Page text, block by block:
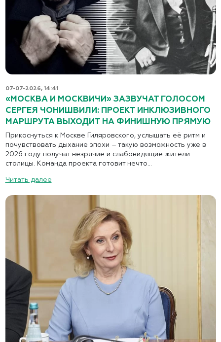
07-07-2026, 14:41
«МОСКВА И МОСКВИЧИ» ЗАЗВУЧАТ ГОЛОСОМ
СЕРГЕЯ ЧОНИШВИЛИ: ПРОЕКТ ИНКЛЮЗИВНОГО
МАРШРУТА ВЫХОДИТ НА ФИНИШНУЮ ПРЯМУЮ
Прикоснуться к Москве Гиляровского, услышать её ритм и
почувствовать дыхание эпохи – такую возможность уже в
2026 году получат незрячие и слабовидящие жители
столицы. Команда проекта готовит нечто...
Читать далее